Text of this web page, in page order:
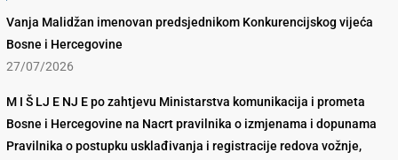
Vanja Malidžan imenovan predsjednikom Konkurencijskog vijeća
Bosne i Hercegovine
27/07/2026
M I Š LJ E NJ E po zahtjevu Ministarstva komunikacija i prometa
Bosne i Hercegovine na Nacrt pravilnika o izmjenama i dopunama
Pravilnika o postupku usklađivanja i registracije redova vožnje,